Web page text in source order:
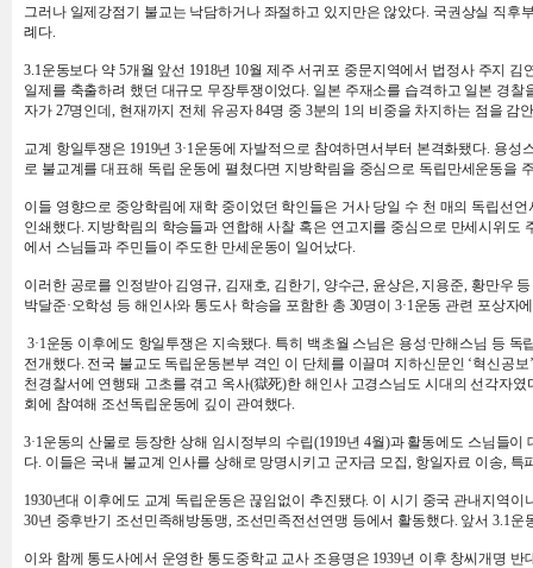
그러나 일제강점기 불교는 낙담하거나 좌절하고 있지만은 않았다. 국권상실 직
례다.
3.1운동보다 약 5개월 앞선 1918년 10월 제주 서귀포 중문지역에서 법정사 주지
일제를 축출하려 했던 대규모 무장투쟁이었다. 일본 주재소를 습격하고 일본 경
자가 27명인데, 현재까지 전체 유공자 84명 중 3분의 1의 비중을 차지하는 점을
교계 항일투쟁은 1919년 3·1운동에 자발적으로 참여하면서부터 본격화됐다. 용
로 불교계를 대표해 독립 운동에 펼쳤다면 지방학림을 중심으로 독립만세운동을
이들 영향으로 중앙학림에 재학 중이었던 학인들은 거사 당일 수 천 매의 독립선
인쇄했다. 지방학림의 학승들과 연합해 사찰 혹은 연고지를 중심으로 만세시위
에서 스님들과 주민들이 주도한 만세운동이 일어났다.
이러한 공로를 인정받아 김영규, 김재호, 김한기, 양수근, 윤상은, 지용준, 황만우
박달준·오학성 등 해인사와 통도사 학승을 포함한 총 30명이 3·1운동 관련 포상
3·1운동 이후에도 항일투쟁은 지속됐다. 특히 백초월 스님은 용성·만해스님 등
전개했다. 전국 불교도 독립운동본부 격인 이 단체를 이끌며 지하신문인 ‘혁신공
천경찰서에 연행돼 고초를 겪고 옥사(獄死)한 해인사 고경스님도 시대의 선각자
회에 참여해 조선독립운동에 깊이 관여했다.
3·1운동의 산물로 등장한 상해 임시정부의 수립(1919년 4월)과 활동에도 스님들
다. 이들은 국내 불교계 인사를 상해로 망명시키고 군자금 모집, 항일자료 이송,
1930년대 이후에도 교계 독립운동은 끊임없이 추진됐다. 이 시기 중국 관내지역
30년 중후반기 조선민족해방동맹, 조선민족전선연맹 등에서 활동했다. 앞서 3.1
이와 함께 통도사에서 운영한 통도중학교 교사 조용명은 1939년 이후 창씨개명